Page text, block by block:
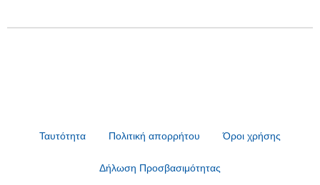
Ταυτότητα Πολιτική απορρήτου Όροι χρήσης
Δήλωση Προσβασιμότητας